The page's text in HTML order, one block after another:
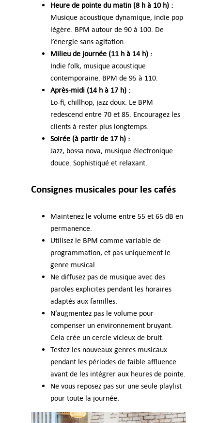
Heure de pointe du matin (8 h à 10 h) :
Musique acoustique dynamique, indie pop
légère. BPM autour de 90 à 100. De
l’énergie sans agitation.
Milieu de journée (11 h à 14 h) :
Indie folk, musique acoustique
contemporaine. BPM de 95 à 110.
Après-midi (14 h à 17 h) :
Lo-fi, chillhop, jazz doux. Le BPM
redescend entre 70 et 85. Encouragez les
clients à rester plus longtemps.
Soirée (à partir de 17 h) :
Jazz, bossa nova, musique électronique
douce. Sophistiqué et relaxant.
Consignes musicales pour les cafés
Maintenez le volume entre 55 et 65 dB en
permanence.
Utilisez le BPM comme variable de
programmation, et pas uniquement le
genre musical.
Ne diffusez pas de musique avec des
paroles explicites pendant les horaires
adaptés aux familles.
N’augmentez pas le volume pour
compenser un environnement bruyant.
Cela crée un cercle vicieux de bruit.
Testez les nouveaux genres musicaux
pendant les périodes de faible affluence
avant de les intégrer aux heures de pointe.
Ne vous reposez pas sur une seule playlist
pour toute la journée.